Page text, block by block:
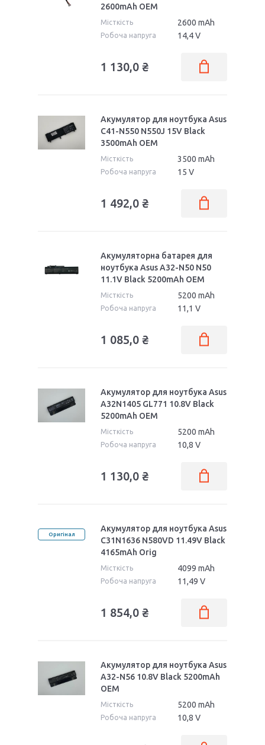
N70
N73
N752VX N76
N81
2600mAh OEM
Місткість 2600 mAh
Робоча напруга 14,4 V
1 130,0 ₴
Акумулятор для ноутбука Asus
C41-N550 N550J 15V Black
3500mAh OEM
Місткість 3500 mAh
Робоча напруга 15 V
1 492,0 ₴
Акумуляторна батарея для
ноутбука Asus A32-N50 N50
11.1V Black 5200mAh OEM
Місткість 5200 mAh
Робоча напруга 11,1 V
1 085,0 ₴
Акумулятор для ноутбука Asus
A32N1405 GL771 10.8V Black
5200mAh OEM
Місткість 5200 mAh
Робоча напруга 10,8 V
1 130,0 ₴
Оригінал
Акумулятор для ноутбука Asus
C31N1636 N580VD 11.49V Black
4165mAh Orig
Місткість 4099 mAh
Робоча напруга 11,49 V
1 854,0 ₴
Акумулятор для ноутбука Asus
A32-N56 10.8V Black 5200mAh
OEM
Місткість 5200 mAh
Робоча напруга 10,8 V